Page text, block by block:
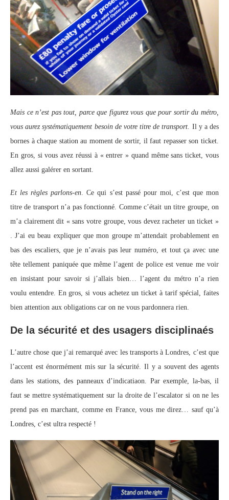
Mais ce n’est pas tout, parce que figurez vous que pour sortir du métro,
vous aurez systématiquement besoin de votre titre de transport. Il y a des
bornes à chaque station au moment de sortir, il faut repasser son ticket.
En gros, si vous avez réussi à « entrer » quand même sans ticket, vous
allez aussi galérer en sortant.
Et les règles parlons-en . Ce qui s’est passé pour moi, c’est que mon
titre de transport n’a pas fonctionné. Comme c’était un titre groupe, on
m’a clairement dit « sans votre groupe, vous devez racheter un ticket »
. J’ai eu beau expliquer que mon groupe m’attendait probablement en
bas des escaliers, que je n’avais pas leur numéro, et tout ça avec une
tête tellement paniquée que même l’agent de police est venue me voir
en insistant pour savoir si j’allais bien… l’agent du métro n’a rien
voulu entendre. En gros, si vous achetez un ticket à tarif spécial, faites
bien attention aux obligations car on ne vous pardonnera rien.
De la sécurité et des usagers disciplinaés
L’autre chose que j’ai remarqué avec les transports à Londres, c’est que
l’accent est énormément mis sur la sécurité. Il y a souvent des agents
dans les stations, des panneaux d’indicatiaon. Par exemple, la-bas, il
faut se mettre systématiquement sur la droite de l’escalator si on ne les
prend pas en marchant, comme en France, vous me direz… sauf qu’à
Londres, c’est ultra respecté !